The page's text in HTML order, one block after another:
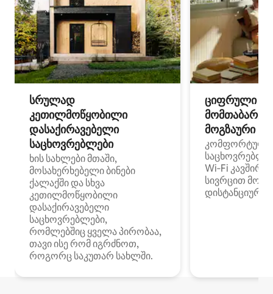
სრულად
კეთილმოწყობილი
დასაქირავებელი
საცხოვრებლები
ხის სახლები მთაში,
მოსახერხებელი ბინები
ქალაქში და სხვა
კეთილმოწყობილი
დასაქირავებელი
საცხოვრებლები,
რომლებშიც ყველა პირობაა,
თავი ისე რომ იგრძნოთ,
როგორც საკუთარ სახლში.
ციფრული
მოგზაური
კომფორტული
Wi‑Fi
სივრცით
დისტანციური